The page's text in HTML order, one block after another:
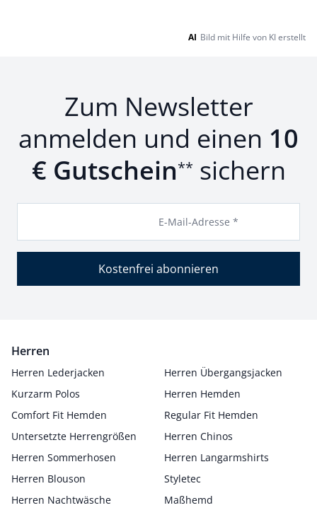
AI Bild mit Hilfe von KI erstellt
Zum Newsletter
anmelden und einen 10
€ Gutschein** sichern
E-Mail-Adresse *
Kostenfrei abonnieren
Herren
Herren Lederjacken
Herren Übergangsjacken
Kurzarm Polos
Herren Hemden
Comfort Fit Hemden
Regular Fit Hemden
Untersetzte Herrengrößen
Herren Chinos
Herren Sommerhosen
Herren Langarmshirts
Herren Blouson
Styletec
Herren Nachtwäsche
Maßhemd